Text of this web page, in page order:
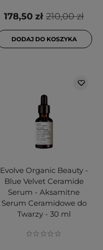
210,00 zł
178,50 zł
DODAJ DO KOSZYKA
Evolve Organic Beauty -
Blue Velvet Ceramide
Serum - Aksamitne
Serum Ceramidowe do
Twarzy - 30 ml